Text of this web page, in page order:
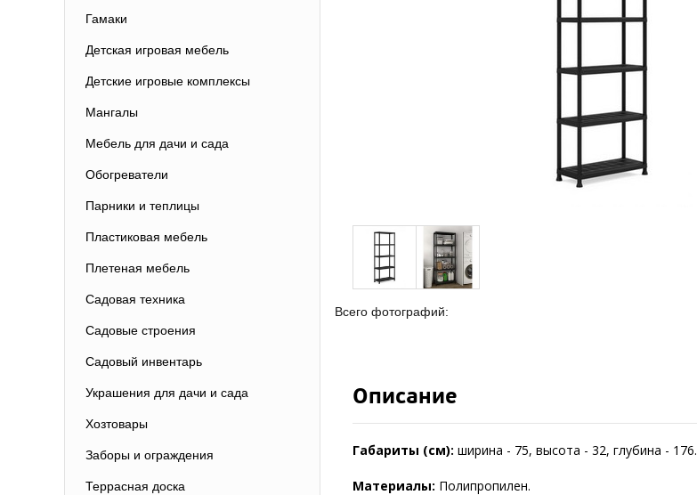
Гамаки
Детская игровая мебель
Детские игровые комплексы
Мангалы
Мебель для дачи и сада
Обогреватели
Парники и теплицы
Пластиковая мебель
Плетеная мебель
Садовая техника
Садовые строения
Садовый инвентарь
Украшения для дачи и сада
Хозтовары
Заборы и ограждения
Террасная доска
Всего фотографий:
Описание
Габариты (см): ширина - 75, высота - 32, глубина - 176.
Материалы: Полипропилен.